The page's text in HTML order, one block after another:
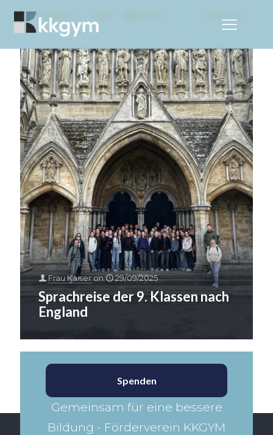
Categories
Frau Kaiseron 29/09/2025
Sprachreise der 9. Klassen nach
England
Spenden
Gemeinsam für eine bessere
Bildung - Förderverein KKGYM​